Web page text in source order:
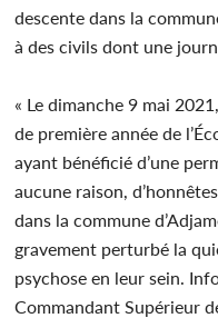
descente dans la
à des civils dont une
« Le dimanche 9 mai
de première année de
ayant bénéficié d’une
aucune raison,
dans la commune
gravement perturbé la
psychose en leur sein.
Commandant Supérieur